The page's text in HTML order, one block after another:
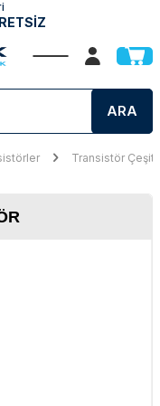
ARA
Transistör